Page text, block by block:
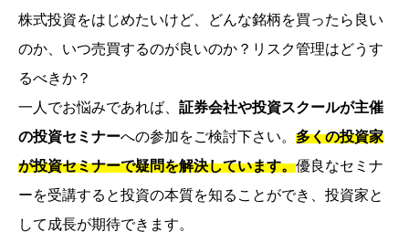
株式投資をはじめたいけど、どんな銘柄を買ったら良い
のか、いつ売買するのが良いのか？リスク管理はどうす
るべきか？
一人でお悩みであれば、 証券会社や投資スクールが主催
の投資セミナーへの参加をご検討下さい。 多くの投資家
が投資セミナーで疑問を解決しています。優良なセミナ
ーを受講すると投資の本質を知ることができ、投資家と
して成長が期待できます。